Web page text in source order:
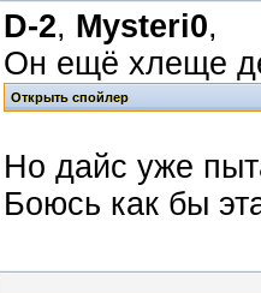
D-2, Mysteri0,
Он ещё хлеще
Но дайс уже
Боюсь как бы